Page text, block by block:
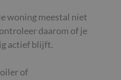
woning meestal niet
daarom of je
actief blijft.
of